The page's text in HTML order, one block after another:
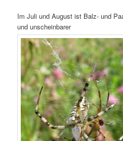
Im Juli und August ist Balz- und
und unscheinbarer